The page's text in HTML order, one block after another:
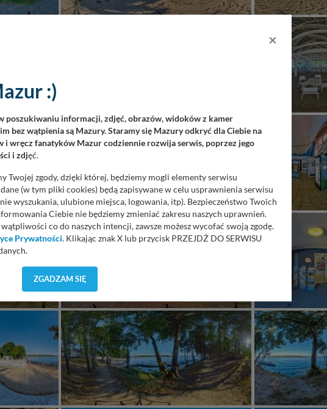
×
:)
poszukiwaniu informacji, zdjęć, obrazów, widoków z kamer
bez wątpienia są Mazury. Staramy się Mazury odkryć dla Ciebie na
i wręcz fanatyków Mazur codziennie rozwija serwis, poprzez jego
i zdjęć.
Twojej zgody, dzięki której, będziemy mogli elementy serwisu
(w tym pliki cookies) będą zapisywane w celu usprawnienia serwisu
wyszukania, ulubione miejsca, logowania, itp). Bezpieczeństwo Twoich
Ciebie nie będziemy zmieniać zakresu naszych uprawnień.
co do naszych intencji, zawsze możesz wycofać swoją zgodę.
Prywatności. Klikając znak X lub przycisk PRZEJDŹ DO SERWISU
danych jest elementem usługi (przekazanie danych z formularza
Serwisu.
Reklamowa Kreacja Monika Borkowska, z siedzibą ul. Wiejska 17,
się za pośrednictwem tejstrony.
swoich danych, zażądać ich poprawienia lub usunięcia, zabronić ich
jest możliwe techniczne zrealizowanie Twoich praw w odniesieniu do
przeglądarka umożliwia Ci skasowanie tych plików - w pewnych
ZGADZAM SIĘ